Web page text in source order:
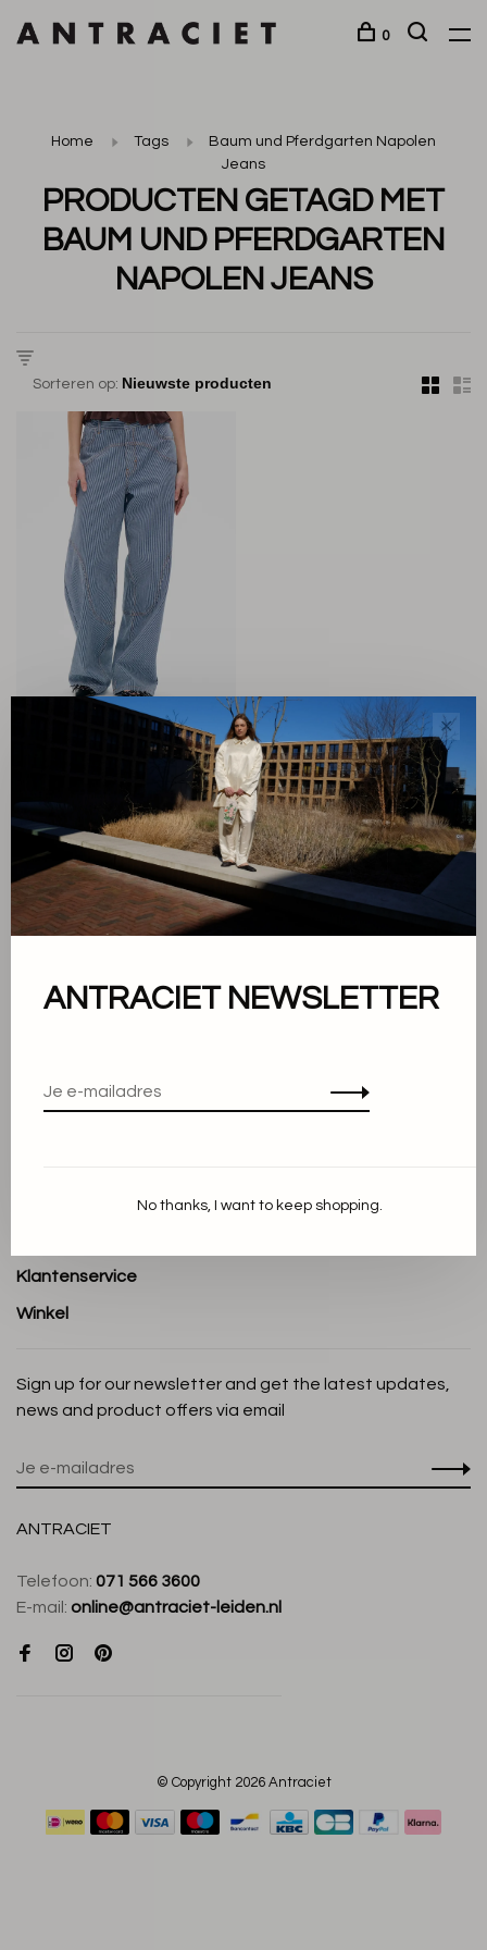
0
Home Tags
Baum und Pferdgarten Napolen
Jeans
PRODUCTEN GETAGD MET
BAUM UND PFERDGARTEN
NAPOLEN JEANS
Sorteren op:
Baum und Pferdgarten
Napolen Jeans
Sorteren op:
Algemene voorwaarden
Betaalmethoden
Klantenservice
Winkel
Sign up for our newsletter and get the latest updates,
news and product offers via email
ANTRACIET
Telefoon: 071 566 3600
E-mail: online@antraciet-leiden.nl
© Copyright 2026 Antraciet
✕
ANTRACIET NEWSLETTER
No thanks, I want to keep shopping.